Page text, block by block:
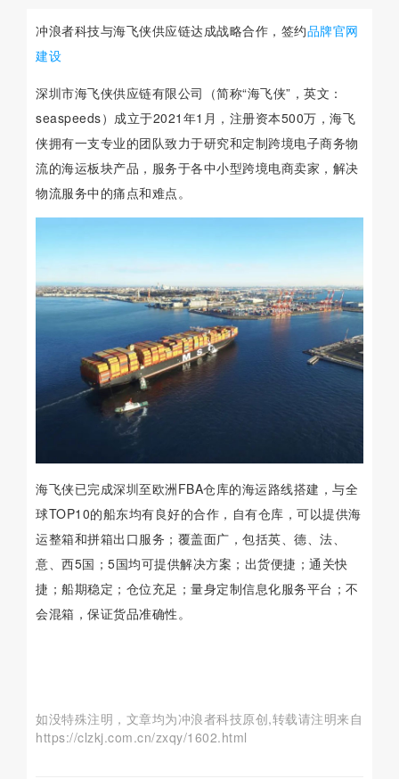
冲浪者科技与海飞侠供应链达成战略合作，签约品牌官网
建设
深圳市海飞侠供应链有限公司（简称“海飞侠”，英文：
seaspeeds）成立于2021年1月，注册资本500万，海飞
侠拥有一支专业的团队致力于研究和定制跨境电子商务物
流的海运板块产品，服务于各中小型跨境电商卖家，解决
物流服务中的痛点和难点。
海飞侠已完成深圳至欧洲FBA仓库的海运路线搭建，与全
球TOP10的船东均有良好的合作，自有仓库，可以提供海
运整箱和拼箱出口服务；覆盖面广，包括英、德、法、
意、西5国；5国均可提供解决方案；出货便捷；通关快
捷；船期稳定；仓位充足；量身定制信息化服务平台；不
会混箱，保证货品准确性。
如没特殊注明，文章均为冲浪者科技原创,转载请注明来自
https://clzkj.com.cn/zxqy/1602.html